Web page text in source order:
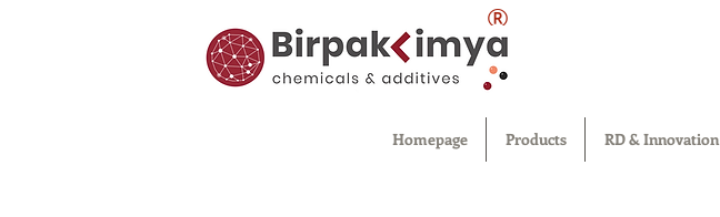
®
Homepage Products RD & Innovation